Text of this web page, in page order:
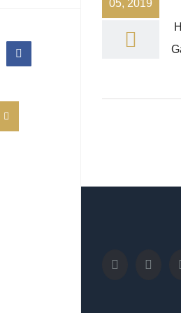
Facebook
05, 2019